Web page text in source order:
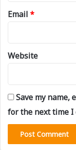
Email *
Website
Save my name,
for the next time I